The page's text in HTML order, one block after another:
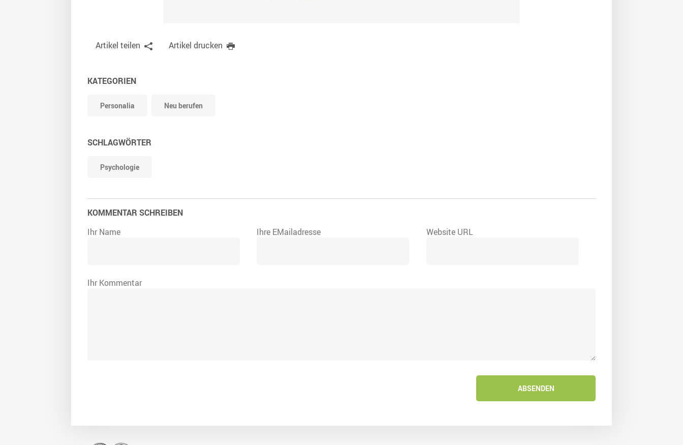
Artikel teilen Artikel drucken
KATEGORIEN
Personalia Neu berufen
SCHLAGWÖRTER
Psychologie
KOMMENTAR SCHREIBEN
Ihr Name
Ihre EMailadresse Website URL
Ihr Kommentar
ABSENDEN